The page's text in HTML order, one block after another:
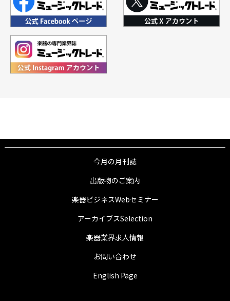
今月の月刊誌
出版物のご案内
楽器ビジネスWebセミナー
アーカイブスSelection
楽器業界求人情報
お問い合わせ
English Page